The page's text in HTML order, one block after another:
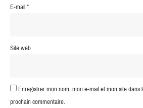
E-mail*
Site web
Enregistrer mon nom, mon e-mail et mon site
prochain commentaire.